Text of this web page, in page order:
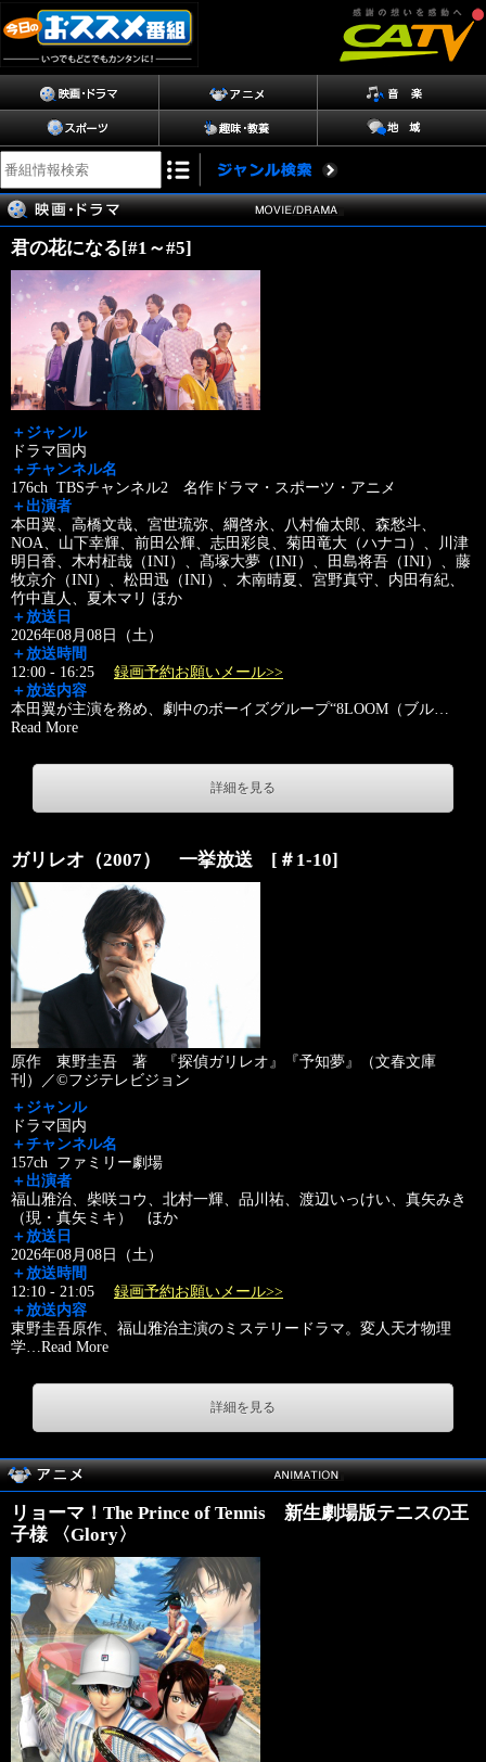
君の花になる[#1～#5]
＋ジャンル
ドラマ国内
＋チャンネル名
176ch TBSチャンネル2 名作ドラマ・スポーツ・アニメ
＋出演者
本田翼、高橋文哉、宮世琉弥、綱啓永、八村倫太郎、森愁斗、
NOA、山下幸輝、前田公輝、志田彩良、菊田竜大（ハナコ）、川津
明日香、木村柾哉（INI）、髙塚大夢（INI）、田島将吾（INI）、藤
牧京介（INI）、松田迅（INI）、木南晴夏、宮野真守、内田有紀、
竹中直人、夏木マリ ほか
＋放送日
2026年08月08日（土）
＋放送時間
12:00 - 16:25 録画予約お願いメール>>
＋放送内容
本田翼が主演を務め、劇中のボーイズグループ“8LOOM（ブル…
Read More
詳細を見る
ガリレオ（2007） 一挙放送 [＃1-10]
原作 東野圭吾 著 『探偵ガリレオ』『予知夢』（文春文庫
刊）／©フジテレビジョン
＋ジャンル
ドラマ国内
＋チャンネル名
157ch ファミリー劇場
＋出演者
福山雅治、柴咲コウ、北村一輝、品川祐、渡辺いっけい、真矢みき
（現・真矢ミキ） ほか
＋放送日
2026年08月08日（土）
＋放送時間
12:10 - 21:05 録画予約お願いメール>>
＋放送内容
東野圭吾原作、福山雅治主演のミステリードラマ。変人天才物理
学…Read More
詳細を見る
リョーマ！The Prince of Tennis 新生劇場版テニスの王
子様 〈Glory〉